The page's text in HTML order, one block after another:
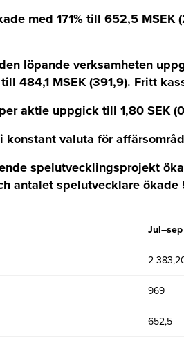
med 171% till 652,5
löpande verksamheten
484,1 MSEK (391,9). Fritt
aktie uppgick till 1,80 SEK
valuta för
spelutvecklingsprojekt
antalet spelutvecklare
2
969
652,5